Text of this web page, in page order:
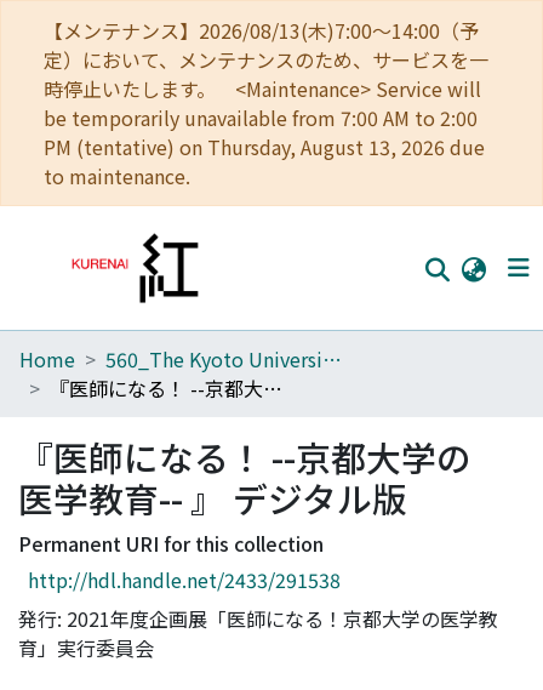
【メンテナンス】2026/08/13(木)7:00～14:00（予
定）において、メンテナンスのため、サービスを一
時停止いたします。 <Maintenance> Service will
be temporarily unavailable from 7:00 AM to 2:00
PM (tentative) on Thursday, August 13, 2026 due
to maintenance.
Home
Browse
Download Ranking
Access Statistics
Library Network
Home
560_The Kyoto University Museum
『医師になる！ --京都大学の医学教育-- 』 デジタル版
『医師になる！ --京都大学の
医学教育-- 』 デジタル版
Permanent URI for this collection
http://hdl.handle.net/2433/291538
発行: 2021年度企画展「医師になる！京都大学の医学教
育」実行委員会